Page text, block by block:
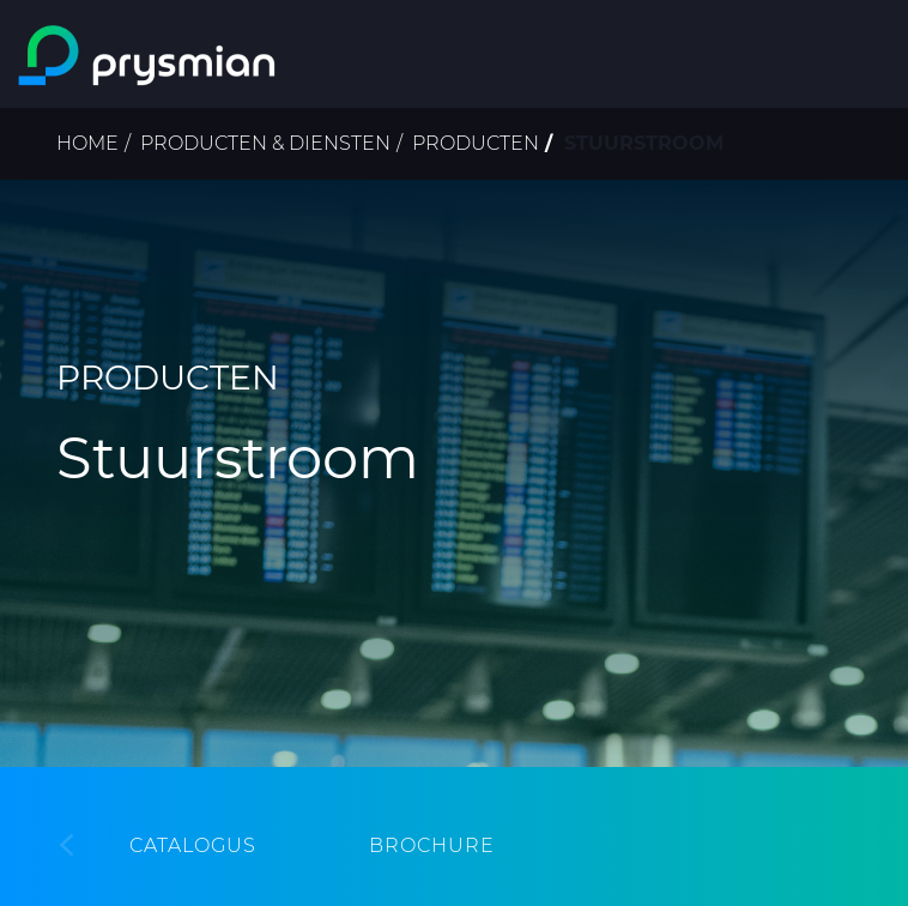
ga naar de
hoofdinhoud
Kruimelpad
HOME PRODUCTEN & DIENSTEN PRODUCTEN
PRODUCTEN
Stuurstroom
CATALOGUS BROCHURE